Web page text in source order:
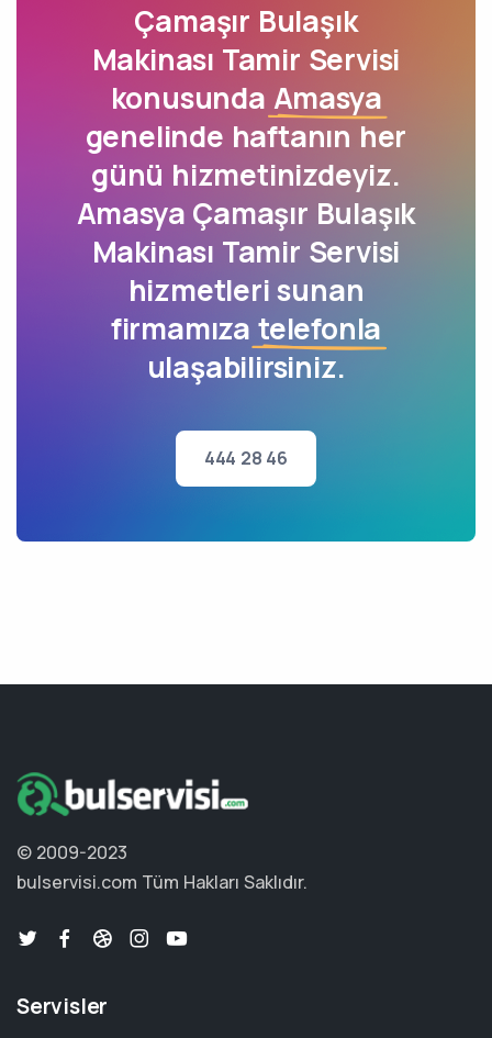
Çamaşır Bulaşık
Makinası Tamir Servisi
konusunda Amasya
genelinde haftanın her
günü hizmetinizdeyiz.
Amasya Çamaşır Bulaşık
Makinası Tamir Servisi
hizmetleri sunan
firmamıza telefonla
ulaşabilirsiniz.
444 28 46
© 2009-2023
bulservisi.com Tüm Hakları Saklıdır.
Servisler